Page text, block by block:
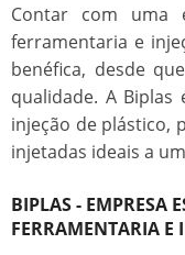
Contar com uma
ferramentaria e
benéfica, desde
qualidade. A
injeção de plástico,
injetadas ideais a
BIPLAS - EMPRESA
FERRAMENTARIA E